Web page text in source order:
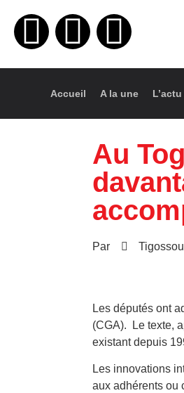
Accueil A la une
Au
Par
Les députés ont
(CGA). Le texte,
existant depuis
Les innovations
aux adhérents ou